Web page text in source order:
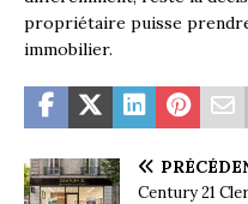
propriétaire puisse
immobilier.
Century 21